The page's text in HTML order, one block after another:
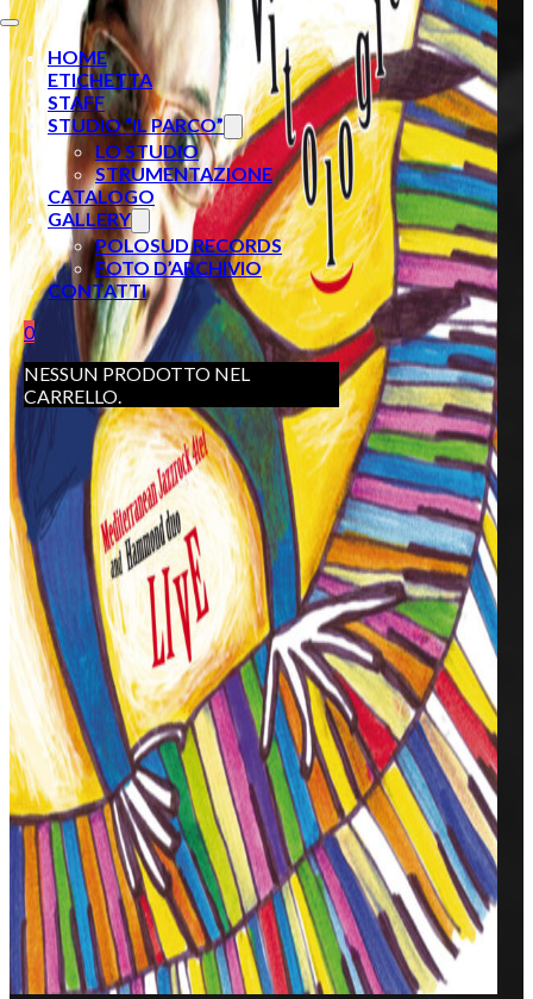
HOME
ETICHETTA
STAFF
STUDIO “IL PARCO”
LO STUDIO
STRUMENTAZIONE
CATALOGO
GALLERY
POLOSUD RECORDS
FOTO D’ARCHIVIO
CONTATTI
0
NESSUN PRODOTTO NEL
CARRELLO.